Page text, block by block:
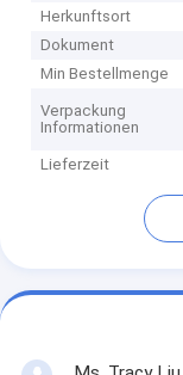
Herkunftsort
Dokument
Min Bestellmenge
Verpackung
Informationen
Lieferzeit